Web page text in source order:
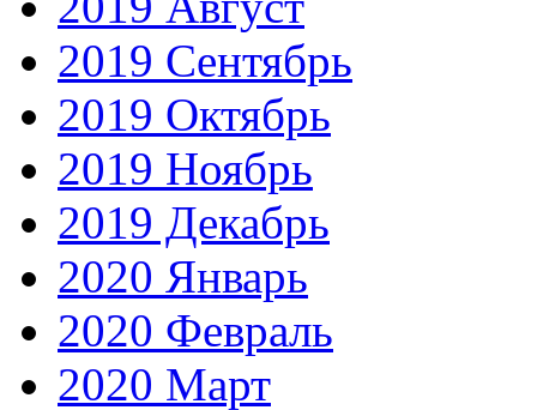
2019 Сентябрь
2019 Октябрь
2019 Ноябрь
2019 Декабрь
2020 Январь
2020 Февраль
2020 Март